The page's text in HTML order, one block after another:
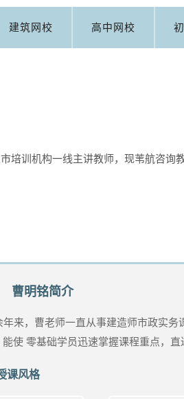
建筑网校 高中网校
培训机构一线主讲教师，现苇航咨询
曹明铭简介
年来，曹老师一直从事建造师市政实
能使 零基础学员迅速掌握课程重点，
课风格